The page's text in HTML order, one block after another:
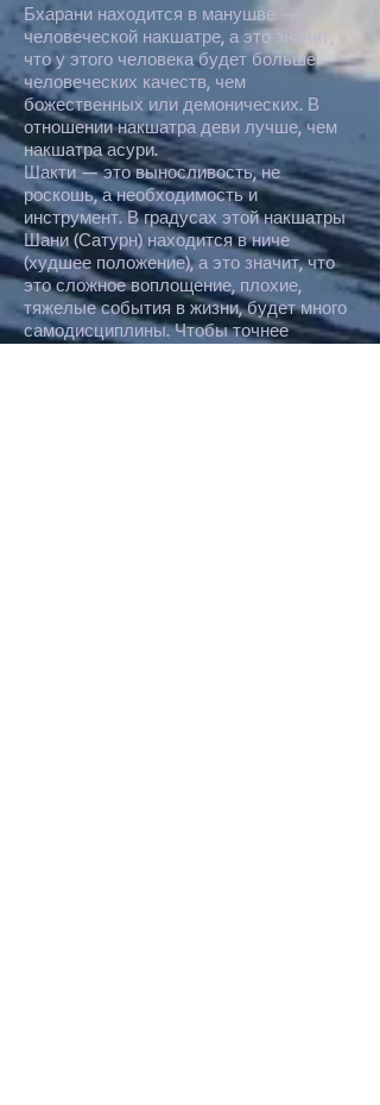
Бхарани находится в манушве —
человеческой накшатре, а это значит,
что у этого человека будет больше
человеческих качеств, чем
божественных или демонических. В
отношении накшатра деви лучше, чем
накшатра асури.
Шакти — это выносливость, не
роскошь, а необходимость и
инструмент. В градусах этой накшатры
Шани (Сатурн) находится в ниче
(худшее положение), а это значит, что
это сложное воплощение, плохие,
тяжелые события в жизни, будет много
самодисциплины. Чтобы точнее